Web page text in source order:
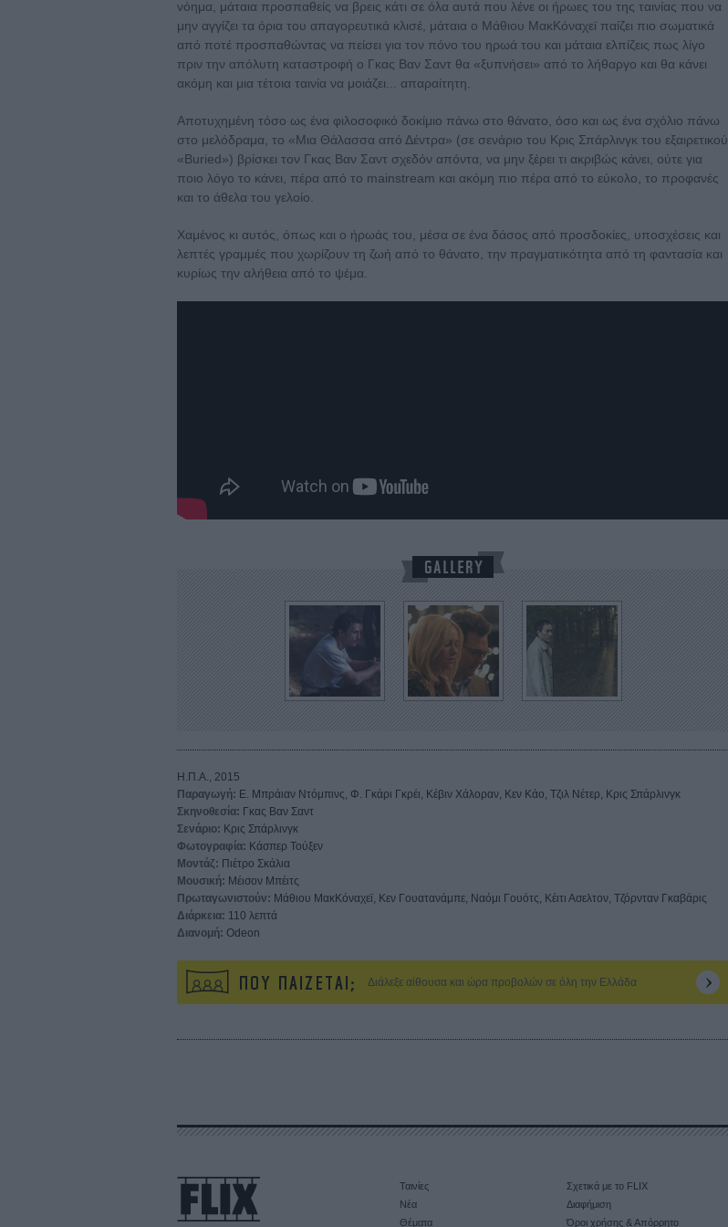
νόημα, μάταια προσπαθείς να βρεις κάτι σε όλα αυτά που λένε οι ήρωες του της ταινίας που να
μην αγγίζει τα όρια του απαγορευτικά κλισέ, μάταια ο Μάθιου ΜακΚόναχεϊ παίζει πιο σωματικά
από ποτέ προσπαθώντας να πείσει για τον πόνο του ηρωά του και μάταια ελπίζεις πως λίγο
πριν την απόλυτη καταστροφή ο Γκας Βαν Σαντ θα «ξυπνήσει» από το λήθαργο και θα κάνει
ακόμη και μια τέτοια ταινία να μοιάζει... απαραίτητη.
Αποτυχημένη τόσο ως ένα φιλοσοφικό δοκίμιο πάνω στο θάνατο, όσο και ως ένα σχόλιο πάνω
στο μελόδραμα, το «Μια Θάλασσα από Δέντρα» (σε σενάριο του Κρις Σπάρλινγκ του εξαιρετικού
«Buried») βρίσκει τον Γκας Βαν Σαντ σχεδόν απόντα, να μην ξέρει τι ακριβώς κάνει, ούτε για
ποιο λόγο το κάνει, πέρα από το mainstream και ακόμη πιο πέρα από το εύκολο, το προφανές
και το άθελα του γελοίο.
Χαμένος κι αυτός, όπως και ο ήρωάς του, μέσα σε ένα δάσος από προσδοκίες, υποσχέσεις και
λεπτές γραμμές που χωρίζουν τη ζωή από το θάνατο, την πραγματικότητα από τη φαντασία και
κυρίως την αλήθεια από το ψέμα.
Η.Π.Α., 2015
Παραγωγή: Ε. Μπράιαν Ντόμπινς, Φ. Γκάρι Γκρέι, Κέβιν Χάλοραν, Κεν Κάο, Τζιλ Νέτερ, Κρις Σπάρλινγκ
Σκηνοθεσία: Γκας Βαν Σαντ
Σενάριο: Κρις Σπάρλινγκ
Φωτογραφία: Κάσπερ Τούξεν
Μοντάζ: Πιέτρο Σκάλια
Μουσική: Μέισον Μπέιτς
Πρωταγωνιστούν: Μάθιου ΜακΚόναχεϊ, Κεν Γουατανάμπε, Ναόμι Γουότς, Κέιτι Ασελτον, Τζόρνταν Γκαβάρις
Διάρκεια: 110 λεπτά
Διανομή: Odeon
ΠΟΥ ΠΑΙΖΕΤΑΙ; Διάλεξε αίθουσα και ώρα προβολών σε όλη την Ελλάδα
Ταινίες
Νέα
Θέματα
Σχετικά με το FLIX
Διαφήμιση
Όροι χρήσης & Απόρρητο